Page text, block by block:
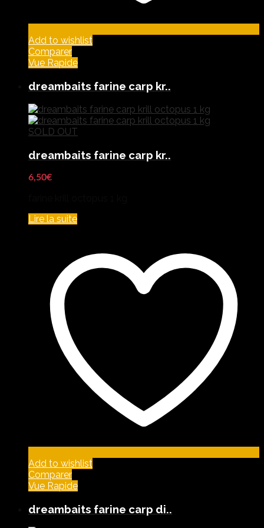
Add to wishlist
Comparer
Vue Rapide
dreambaits farine carp kr..
SOLD OUT
dreambaits farine carp kr..
6,50€
Lire la suite
Add to wishlist
Comparer
Vue Rapide
dreambaits farine carp di..